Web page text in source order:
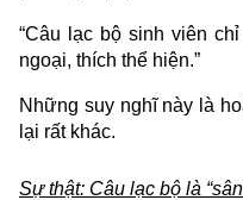
“Câu lạc bộ sinh viên
ngoại, thích thể hiện.”
Những suy nghĩ này là
lại rất khác.
Sự thật: Câu lạc bộ là